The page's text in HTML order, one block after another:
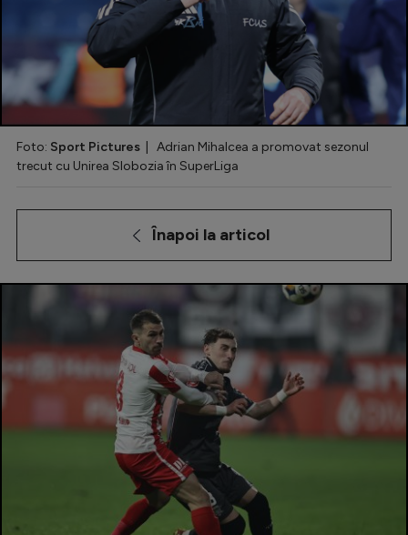
U21
Fotbal feminin
Special
Diverse
Inedit
Europa League
Conference League
CM 2026
Premier League
LaLiga
Serie A
Bundesliga
Foto: Sport Pictures | Adrian Mihalcea a promovat sezonul
trecut cu Unirea Slobozia în SuperLiga
Înapoi la articol